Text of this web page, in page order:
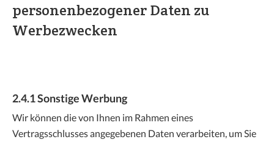
personenbezogener Daten zu
Werbezwecken
2.4.1 Sonstige Werbung
Wir können die von Ihnen im Rahmen eines
Vertragsschlusses angegebenen Daten verarbeiten, um Sie